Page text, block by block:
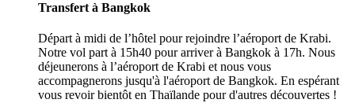
Transfert à Bangkok
Départ à midi de l’hôtel pour rejoindre l’aéroport de Krabi.
Notre vol part à 15h40 pour arriver à Bangkok à 17h. Nous
déjeunerons à l’aéroport de Krabi et nous vous
accompagnerons jusqu'à l'aéroport de Bangkok. En espérant
vous revoir bientôt en Thaïlande pour d'autres découvertes !